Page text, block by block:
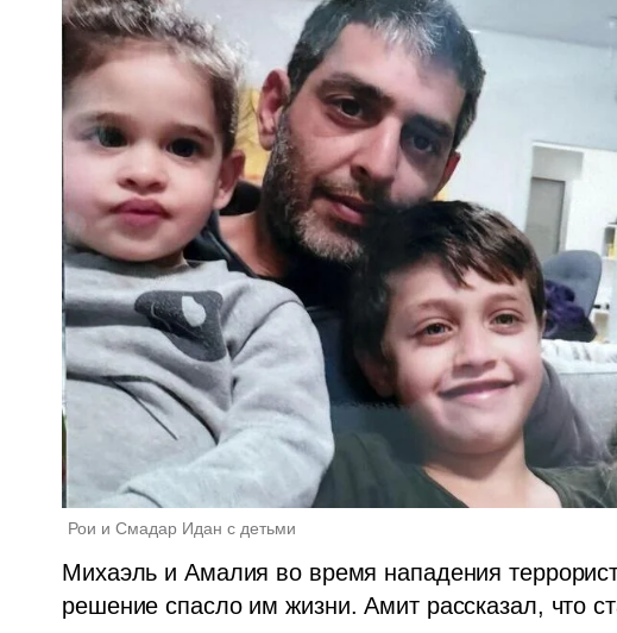
Рои и Смадар Идан с детьми
Михаэль и Амалия во время нападения
решение спасло им жизни. Амит рассказал, что